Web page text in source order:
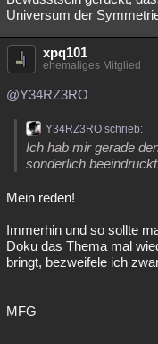
Universum der
xpq101
ehemaliges Mitglied
@Y34RZ3RO
Y34RZ3RO schrieb:
Ich hab mir gerade
sonderlich
Mein reden!
Immerhin und so sollte
Doku das Thema mal
bringt, bezweifele ich
MFG